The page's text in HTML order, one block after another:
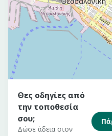
Θες οδηγίες από
την τοποθεσία
σου;
Δώσε άδεια στον